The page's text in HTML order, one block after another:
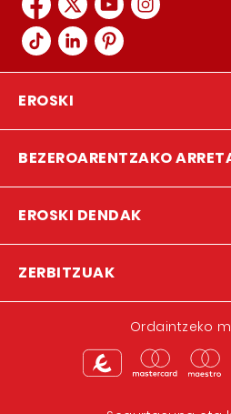
EROSKI
BEZEROARENTZAKO
EROSKI DENDAK
ZERBITZUAK
Ordaintzeko